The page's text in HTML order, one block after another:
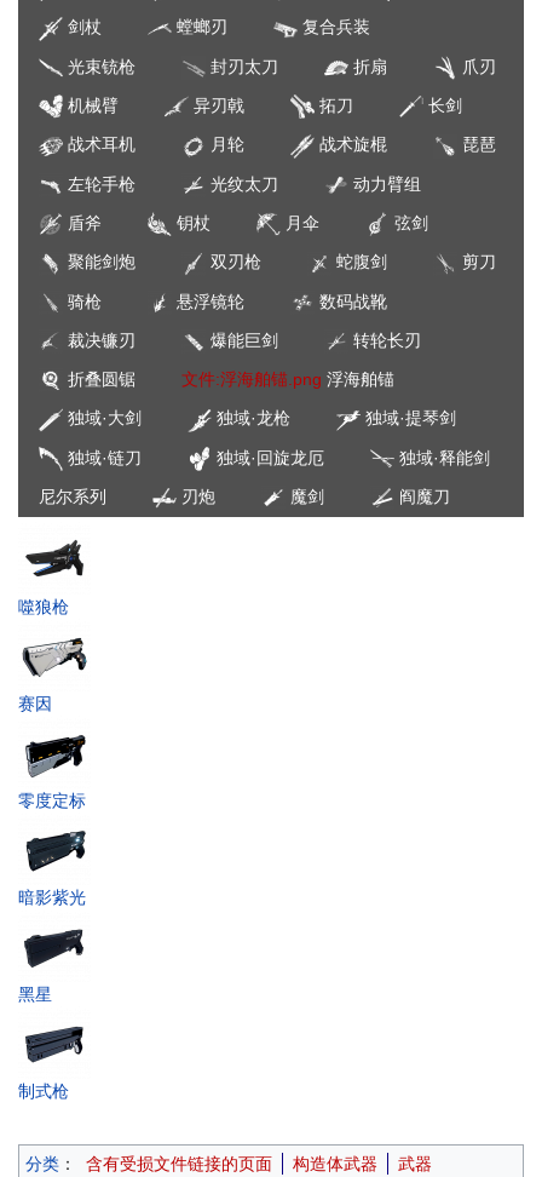
剑杖 螳螂刃 复合兵装
光束铳枪 封刃太刀 折扇 爪刃
机械臂 异刃戟 拓刀 长剑
战术耳机 月轮 战术旋棍 琵琶
左轮手枪 光纹太刀 动力臂组
盾斧 钥杖 月伞 弦剑
聚能剑炮 双刃枪 蛇腹剑 剪刀
骑枪 悬浮镜轮 数码战靴
裁决镰刃 爆能巨剑 转轮长刃
折叠圆锯 文件:浮海舶锚.png 浮海舶锚
独域·大剑 独域·龙枪 独域·提琴剑
独域·链刀 独域·回旋龙厄 独域·释能剑
尼尔系列 刃炮 魔剑 阎魔刀
噬狼枪
赛因
零度定标
暗影紫光
黑星
制式枪
分类 ： 含有受损文件链接的页面 构造体武器 武器